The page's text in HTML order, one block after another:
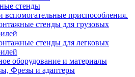
стенды
приспособления.
стенды для грузовых
стенды для легковых
оборудование и материалы
Фрезы и адаптеры